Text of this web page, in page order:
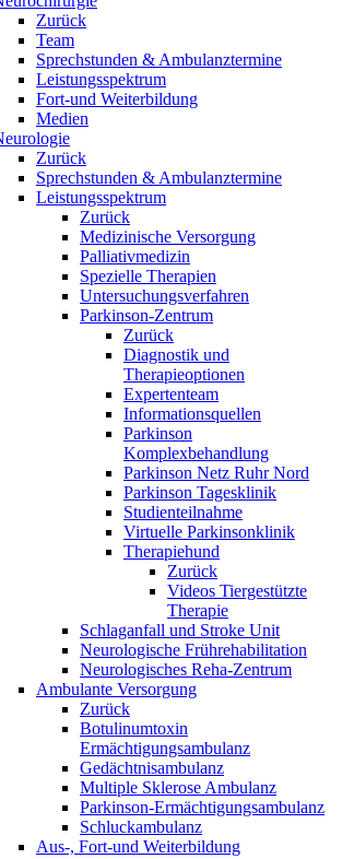
Zurück
Team
Sprechstunden & Ambulanztermine
Leistungsspektrum
Fort-und Weiterbildung
Medien
Zurück
Sprechstunden & Ambulanztermine
Leistungsspektrum
Zurück
Medizinische Versorgung
Palliativmedizin
Spezielle Therapien
Untersuchungsverfahren
Parkinson-Zentrum
Zurück
Diagnostik und
Therapieoptionen
Expertenteam
Informationsquellen
Parkinson
Komplexbehandlung
Parkinson Netz Ruhr Nord
Parkinson Tagesklinik
Studienteilnahme
Virtuelle Parkinsonklinik
Therapiehund
Zurück
Videos Tiergestützte
Therapie
Schlaganfall und Stroke Unit
Neurologische Frührehabilitation
Neurologisches Reha-Zentrum
Ambulante Versorgung
Zurück
Botulinumtoxin
Ermächtigungsambulanz
Gedächtnisambulanz
Multiple Sklerose Ambulanz
Parkinson-Ermächtigungsambulanz
Schluckambulanz
Aus-, Fort-und Weiterbildung